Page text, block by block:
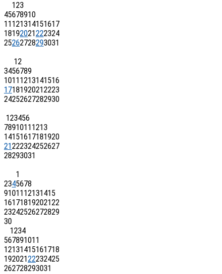
123
45678910
11 121314151617
18192021222324
25262728293031
12
3456789
1011 1213141516
17181920212223
24252627282930
123456
7891011 1213
14151617181920
21222324252627
28293031
1
2345678
91011 12131415
16171819202122
23242526272829
30
1234
567891011
12131415161718
19202122232425
262728293031